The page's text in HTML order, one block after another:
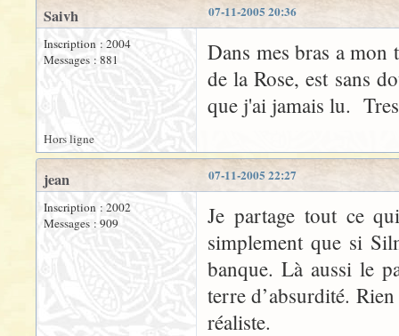
07-11-2005 20:36
Saivh
Inscription : 2004
Messages : 881
Dans mes bras a
de la Rose, est sans
que j'ai jamais lu.
Hors ligne
07-11-2005 22:27
jean
Inscription : 2002
Messages : 909
Je partage tout ce
simplement que si
banque. Là aussi le
terre d’absurdité.
réaliste.